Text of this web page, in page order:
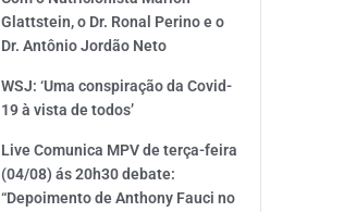
Glattstein, o Dr. Ronal Perino e o
Dr. Antônio Jordão Neto
WSJ: ‘Uma conspiração da Covid-
19 à vista de todos’
Live Comunica MPV de terça-feira
(04/08) ás 20h30 debate:
“Depoimento de Anthony Fauci no